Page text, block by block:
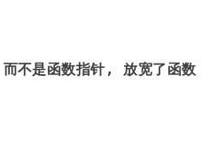
不是函数指针, 放宽了函数